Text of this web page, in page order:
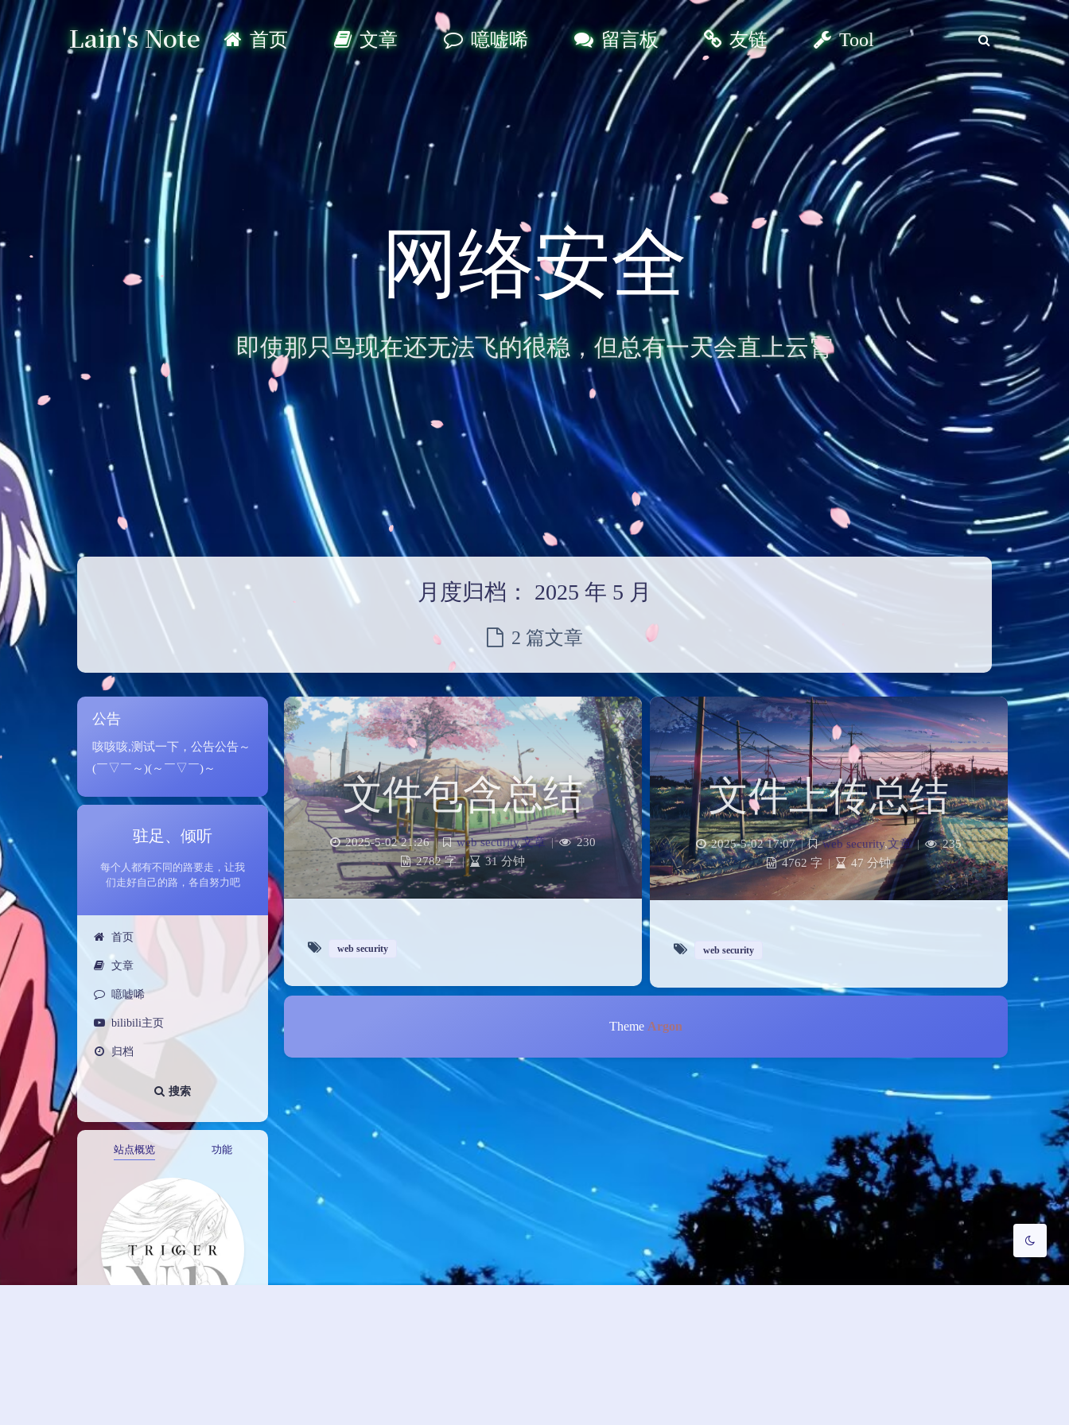
Lain's Note 首页 文章 噫嘘唏 留言板 友链 Tool
网络安全
即使那只鸟现在还无法飞的很稳，但总有一天会直上云霄
浅阴影
关闭 日落 暗化
月度归档： 2025 年 5 月
2 篇文章
公告
咳咳咳,测试一下，公告公告～
(￣▽￣～)(～￣▽￣)～
驻足、倾听
每个人都有不同的路要走，让我
们走好自己的路，各自努力吧
首页
文章
噫嘘唏
bilibili主页
归档
搜索
站点概览 功能
文件包含总结
2025-5-02 21:26 | web security,文章 |
230
2782 字 | 31 分钟
web security
文件上传总结
2025-5-02 17:07 | web security,文章 |
235
4762 字 | 47 分钟
web security
Theme Argon